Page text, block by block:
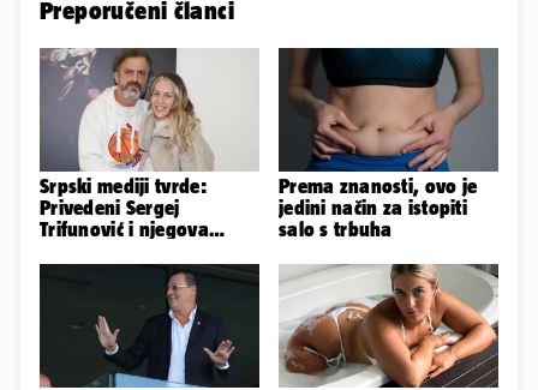
Preporučeni članci
Srpski mediji tvrde:
Privedeni Sergej
Trifunović i njegova
Prema znanosti, ovo je
jedini način za istopiti
salo s trbuha